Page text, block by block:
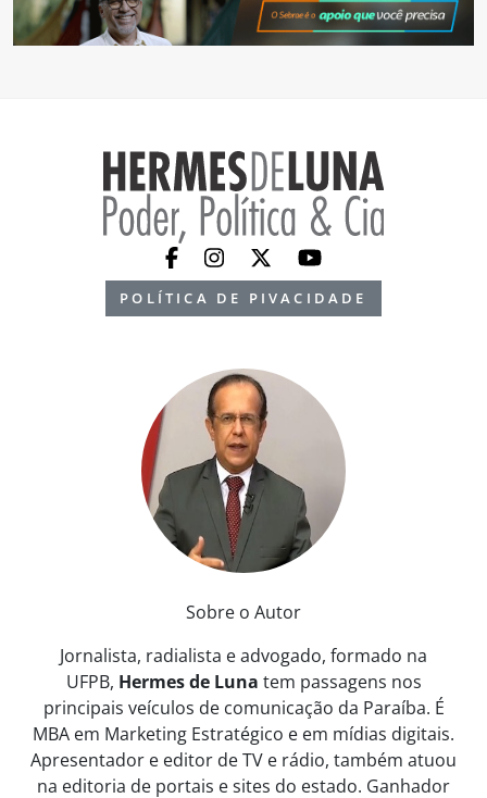
POLÍTICA DE PIVACIDADE
Sobre o Autor
Jornalista, radialista e advogado, formado na
UFPB, Hermes de Luna tem passagens nos
principais veículos de comunicação da Paraíba. É
MBA em Marketing Estratégico e em mídias digitais.
Apresentador e editor de TV e rádio, também atuou
na editoria de portais e sites do estado. Ganhador